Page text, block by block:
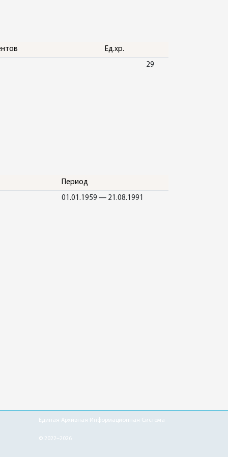
Ед.хр.
29
Период
01.01.1959 — 21.08.1991
Единая Архивная Информационная Система
© 2022–2026